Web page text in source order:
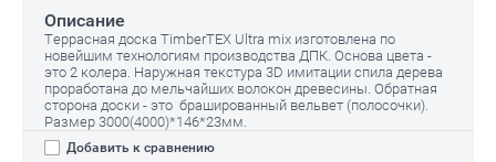
Описание
Террасная доска TimberTEX Ultra mix изготовлена по
новейшим технологиям производства ДПК. Основа цвета -
это 2 колера. Наружная текстура 3D имитации спила дерева
проработана до мельчайших волокон древесины. Обратная
сторона доски - это брашированный вельвет (полосочки).
Размер 3000(4000)*146*23мм.
Добавить к сравнению